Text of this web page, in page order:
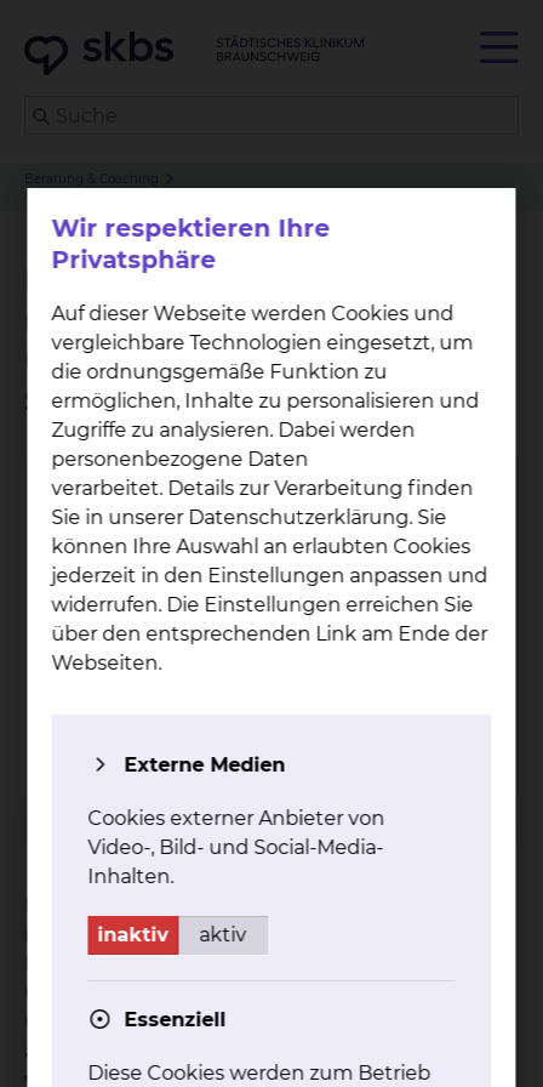
Beratung & Coaching
Beratung zur
medikamentösen Therapie in
und vor einer
Schwangerschaft
Rheu­ma­to­lo­gie
Fichtengrund 1, 38126 Braunschweig
Per E-Mail kontaktieren
mehr
rheumatische Erkrankung haben. Einige
und müssen dringend vorher abgesetzt werden,
andere sind jedoch möglich. Auch bei Einnahme
von NSAR (Nicht-steroidale Antirheumatika) und
Wir respektieren Ihre
Privatsphäre
Auf dieser Webseite werden Cookies und
vergleichbare Technologien eingesetzt, um
die ordnungsgemäße Funktion zu
ermöglichen, Inhalte zu personalisieren und
Zugriffe zu analysieren. Dabei werden
personenbezogene Daten
verarbeitet. Details zur Verarbeitung finden
Sie in unserer Datenschutzerklärung. Sie
können Ihre Auswahl an erlaubten Cookies
jederzeit in den Einstellungen anpassen und
widerrufen. Die Einstellungen erreichen Sie
über den entsprechenden Link am Ende der
Webseiten.
Externe Medien
Cookies externer Anbieter von
Video-, Bild- und Social-Media-
Inhalten.
inaktiv aktiv
Essenziell
Diese Cookies werden zum Betrieb